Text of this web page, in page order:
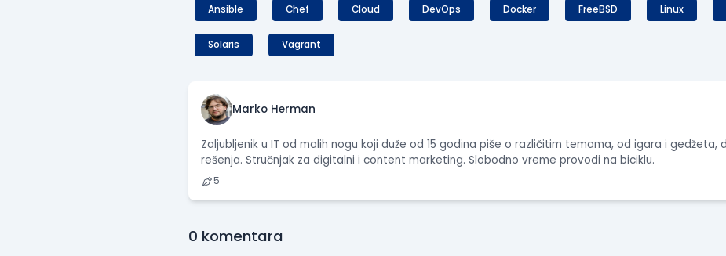
Ansible Chef Cloud DevOps Docker FreeBSD Linux
Solaris Vagrant
Marko Herman
Zaljubljenik u IT od malih nogu koji duže od 15 godina piše o različitim temama, od igara i gedžeta,
rešenja. Stručnjak za digitalni i content marketing. Slobodno vreme provodi na biciklu.
5
0 komentara